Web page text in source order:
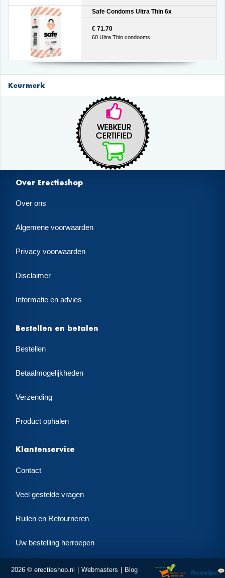
Safe Condoms Ultra Thin 6x
€ 71.70
60 Ultra Thin condooms
Keurmerk
Over Erectieshop
Over ons
Algemene voorwaarden
Privacy voorwaarden
Disclaimer
Informatie en advies
Bestellen en betalen
Bestellen
Betaalmogelijkheden
Verzending
Product ophalen
Klantenservice
Contact
Veel gestelde vragen
Ruilen en Retourneren
Uw bestelling herroepen
2026 © erectieshop.nl Webmasters Blog